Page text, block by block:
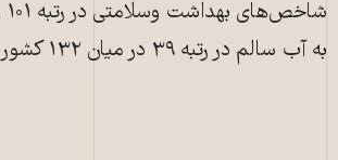
به آب سالم در رتبه ۳۹ در میان ۱۳۲ کشور جهان قرار دارد.